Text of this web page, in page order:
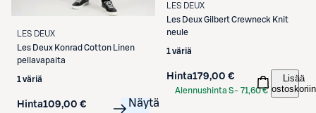
LES DEUX
Les Deux Konrad Cotton Linen
pellavapaita
1 väriä
Hinta109,00 €
Näytä
LES DEUX
Les DeuxGilbert Crewneck Knit
neule
1 väriä
Hinta179,00 €
Alennushinta S- 71,60 €
Lisää
ostoskoriin